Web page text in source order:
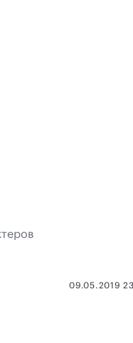
09.05.2019